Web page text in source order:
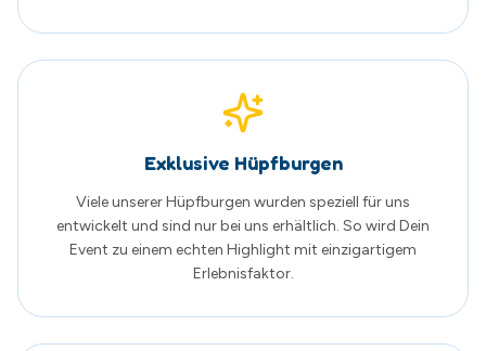
Familienunternehmen aus Schwerin
und Leidenschaft. Persönliche Beratung und zufriedene
Kunden stehen bei uns an erster Stelle.